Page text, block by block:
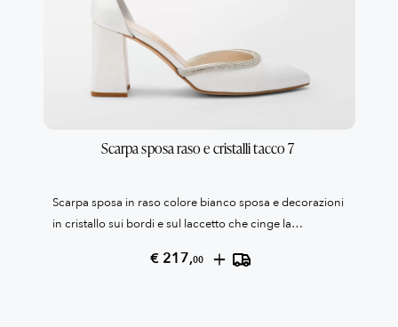
Scarpa sposa in raso colore bianco sposa e decorazioni
in cristallo sui bordi e sul laccetto che cinge la
grosso cm 7Collezione Patrizia Cavalleri100% Made in
€ 217,00 +